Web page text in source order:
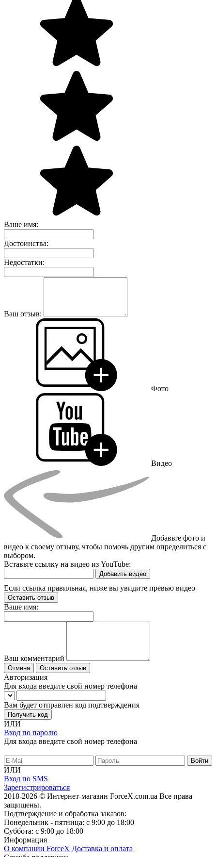
Ваше имя:
Достоинства:
Недостатки:
Ваш отзыв:
Фото
Видео
Добавьте фото и
видео к своему отзыву, чтобы помочь другим определиться с
выбором.
Вставьте ссылку на видео из YouTube:
Добавить видео
Если ссылка правильная, ниже вы увидите превью видео
Оставить отзыв
Ваше имя:
Ваш комментарий
Отмена Оставить отзыв
Авторизация
Для входа введите свой номер телефона
Вам будет отправлен код подтверждения
Получить код
ИЛИ
Вход по паролю
Для входа введите свой номер телефона
ИЛИ
Вход по SMS
Зарегистрироваться
2018-2026 © Интернет-магазин ForceX.com.ua Все права
защищены.
Подтверждение и обработка заказов:
Понедельник - пятница: с 9:00 до 18:00
Суббота: с 9:00 до 18:00
Информация
О компании ForceX Доставка и оплата